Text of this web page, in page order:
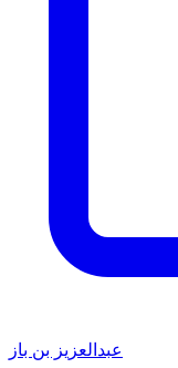
عبدالعزيز بن باز